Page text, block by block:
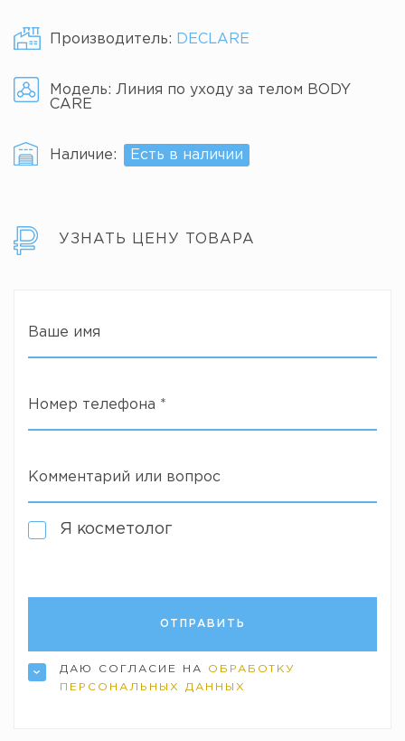
Производитель: DECLARE
Модель: Линия по уходу за телом BODY
CARE
Наличие: Есть в наличии
УЗНАТЬ ЦЕНУ ТОВАРА
Ваше имя
Номер телефона *
Комментарий или вопрос
Я косметолог
ДАЮ СОГЛАСИЕ НА ОБРАБОТКУ
ПЕРСОНАЛЬНЫХ ДАННЫХ